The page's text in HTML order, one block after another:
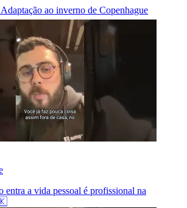
ao inverno de Copenhague
entra a vida pessoal é profissional na